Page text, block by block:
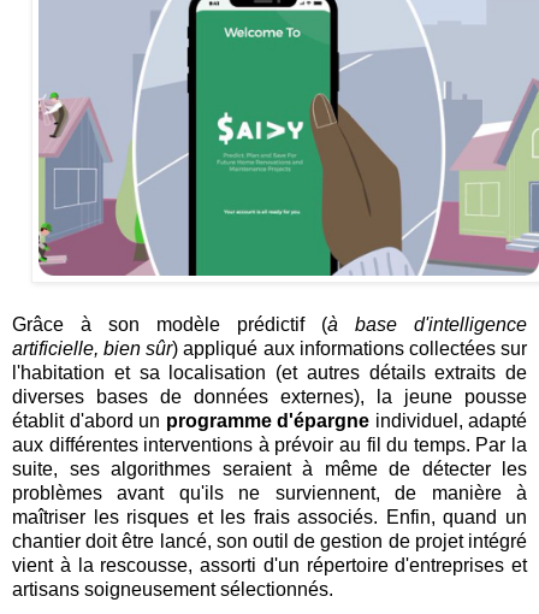
Grâce à son modèle prédictif (à base d'intelligence
artificielle, bien sûr) appliqué aux informations collectées sur
l'habitation et sa localisation (et autres détails extraits de
diverses bases de données externes), la jeune pousse
établit d'abord un programme d'épargne individuel, adapté
aux différentes interventions à prévoir au fil du temps. Par la
suite, ses algorithmes seraient à même de détecter les
problèmes avant qu'ils ne surviennent, de manière à
maîtriser les risques et les frais associés. Enfin, quand un
chantier doit être lancé, son outil de gestion de projet intégré
vient à la rescousse, assorti d'un répertoire d'entreprises et
artisans soigneusement sélectionnés.